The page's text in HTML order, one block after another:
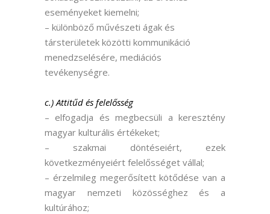
eseményeket kiemelni;
– különböző művészeti ágak és
társterületek közötti kommunikáció
menedzselésére, mediációs
tevékenységre.
c.) Attitűd és felelősség
– elfogadja és megbecsüli a keresztény
magyar kulturális értékeket;
– szakmai döntéseiért, ezek
következményeiért felelősséget vállal;
– érzelmileg megerősített kötődése van a
magyar nemzeti közösséghez és a
kultúrához;